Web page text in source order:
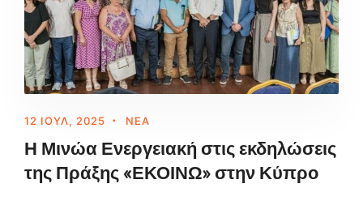
12 ΙΟΎΛ, 2025 ΝΈΑ
Η Μινώα Ενεργειακή στις εκδηλώσεις
της Πράξης «ΕΚΟΙΝΩ» στην Κύπρο